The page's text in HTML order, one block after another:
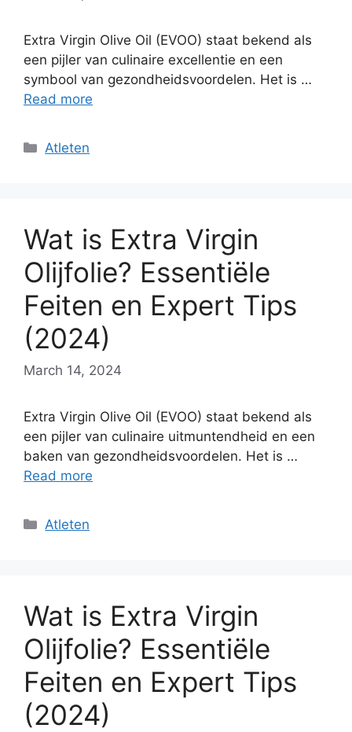
Extra Virgin Olive Oil (EVOO) staat bekend als
een pijler van culinaire excellentie en een
symbool van gezondheidsvoordelen. Het is …
Read more
Categories
Atleten
Wat is Extra Virgin
Olijfolie? Essentiële
Feiten en Expert Tips
(2024)
March 14, 2024
Extra Virgin Olive Oil (EVOO) staat bekend als
een pijler van culinaire uitmuntendheid en een
baken van gezondheidsvoordelen. Het is …
Read more
Categories
Atleten
Wat is Extra Virgin
Olijfolie? Essentiële
Feiten en Expert Tips
(2024)